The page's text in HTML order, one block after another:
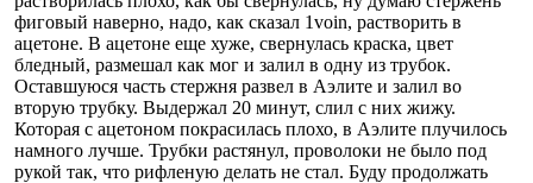
фиговый наверно, надо, как сказал 1voin, растворить в
ацетоне. В ацетоне еще хуже, свернулась краска, цвет
бледный, размешал как мог и залил в одну из трубок.
Оставшуюся часть стержня развел в Аэлите и залил во
вторую трубку. Выдержал 20 минут, слил с них жижу.
Которая с ацетоном покрасилась плохо, в Аэлите плучилось
намного лучше. Трубки растянул, проволоки не было под
рукой так, что рифленую делать не стал. Буду продолжать